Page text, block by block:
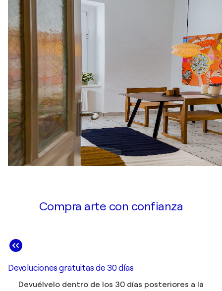
Compra arte con confianza
Devoluciones gratuitas de 30 días
Devuélvelo dentro de los 30 días posteriores a la